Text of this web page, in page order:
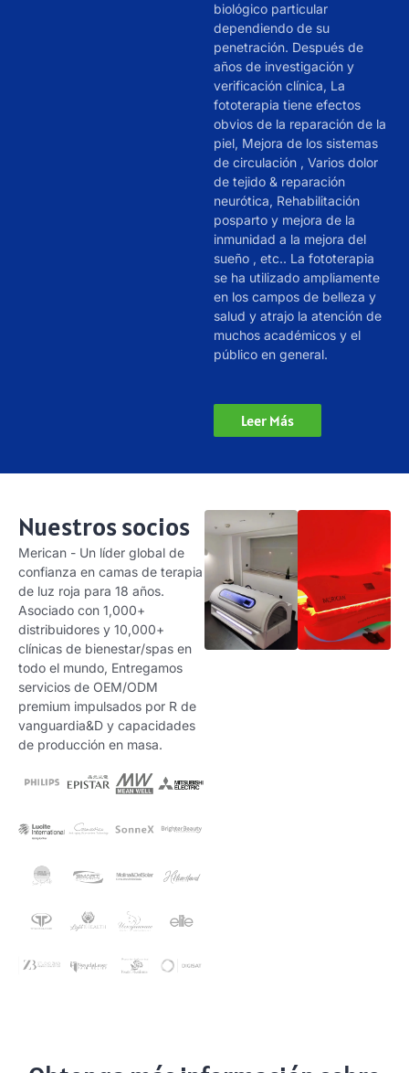
biológico particular
dependiendo de su
penetración. Después de
años de investigación y
verificación clínica, La
fototerapia tiene efectos
obvios de la reparación de la
piel, Mejora de los sistemas
de circulación , Varios dolor
de tejido & reparación
neurótica, Rehabilitación
posparto y mejora de la
inmunidad a la mejora del
sueño , etc.. La fototerapia
se ha utilizado ampliamente
en los campos de belleza y
salud y atrajo la atención de
muchos académicos y el
público en general.
Leer Más
Nuestros socios
Merican - Un líder global de
confianza en camas de terapia
de luz roja para 18 años.
Asociado con 1,000+
distribuidores y 10,000+
clínicas de bienestar/spas en
todo el mundo, Entregamos
servicios de OEM/ODM
premium impulsados ​​por R de
vanguardia&D y capacidades
de producción en masa.